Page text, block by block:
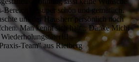
Bereich ist super schön und gemütlich.
uns der Hausherr persönlich noch
Man kennt sich halt... Danke Michi
Team" aus Rietberg